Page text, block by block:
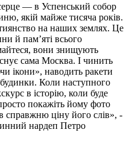
— в Успенський собор
якій майже тисяча років.
на наших землях. Це
й пам’яті всього
вони знищують
сама Москва. І чинить
ікони», наводить ракети
будинки. Коли наступного
в історію, коли буде
покажіть йому фото
справжню ціну його слів», -
нардеп Петро